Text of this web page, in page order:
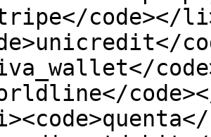
code></